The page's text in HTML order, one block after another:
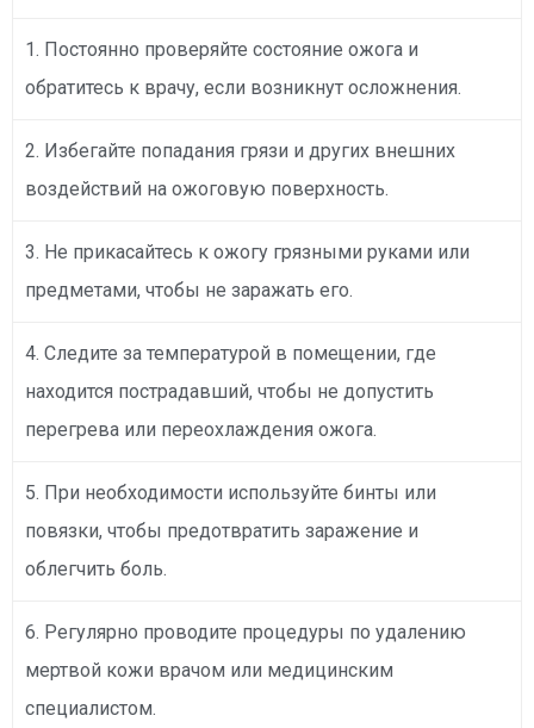
1. Постоянно проверяйте состояние ожога и
обратитесь к врачу, если возникнут осложнения.
2. Избегайте попадания грязи и других внешних
воздействий на ожоговую поверхность.
3. Не прикасайтесь к ожогу грязными руками или
предметами, чтобы не заражать его.
4. Следите за температурой в помещении, где
находится пострадавший, чтобы не допустить
перегрева или переохлаждения ожога.
5. При необходимости используйте бинты или
повязки, чтобы предотвратить заражение и
облегчить боль.
6. Регулярно проводите процедуры по удалению
мертвой кожи врачом или медицинским
специалистом.